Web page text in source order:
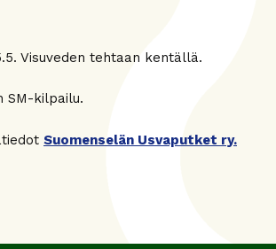
Visuveden tehtaan kentällä.
SM-kilpailu.
Suomenselän Usvaputket ry.